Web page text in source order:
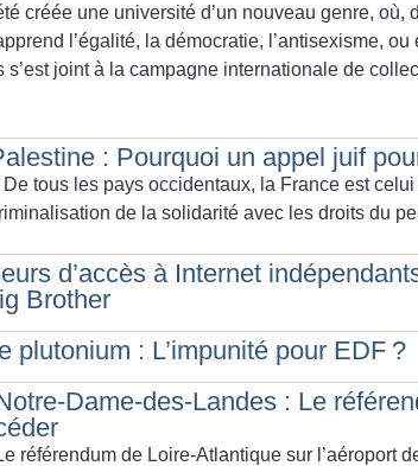
créée une université d’un nouveau genre, où,
l’égalité, la démocratie, l’antisexisme,
s’est joint à la campagne internationale de
: Pourquoi un appel juif
De tous les pays occidentaux, la France est
de la solidarité avec les droits du
d’accès à Internet
Brother
plutonium : L’impunité pour EDF ?
Dame-des-Landes : Le
référendum de Loire-Atlantique sur l’aéroport